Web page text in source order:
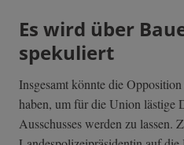
Es wird über
spekuliert
Insgesamt könnte die
haben, um für die Union lästige
Ausschusses werden zu lassen.